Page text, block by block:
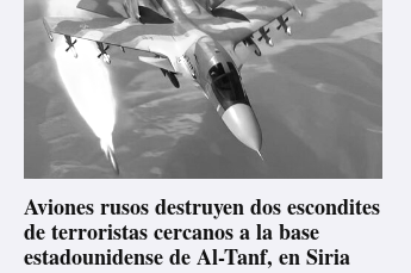
Aviones rusos destruyen dos escondites
de terroristas cercanos a la base
estadounidense de Al-Tanf, en Siria